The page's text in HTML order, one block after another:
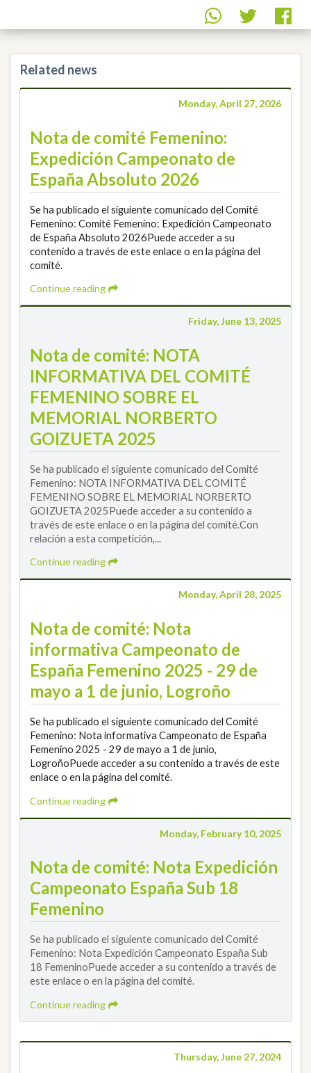
Related news
Monday, April 27, 2026
Nota de comité Femenino:
Expedición Campeonato de
España Absoluto 2026
Se ha publicado el siguiente comunicado del Comité
Femenino: Comité Femenino: Expedición Campeonato
de España Absoluto 2026Puede acceder a su
contenido a través de este enlace o en la página del
comité.
Continue reading
Friday, June 13, 2025
Nota de comité: NOTA
INFORMATIVA DEL COMITÉ
FEMENINO SOBRE EL
MEMORIAL NORBERTO
GOIZUETA 2025
Se ha publicado el siguiente comunicado del Comité
Femenino: NOTA INFORMATIVA DEL COMITÉ
FEMENINO SOBRE EL MEMORIAL NORBERTO
GOIZUETA 2025Puede acceder a su contenido a
través de este enlace o en la página del comité.Con
relación a esta competición,...
Continue reading
Monday, April 28, 2025
Nota de comité: Nota
informativa Campeonato de
España Femenino 2025 - 29 de
mayo a 1 de junio, Logroño
Se ha publicado el siguiente comunicado del Comité
Femenino: Nota informativa Campeonato de España
Femenino 2025 - 29 de mayo a 1 de junio,
LogroñoPuede acceder a su contenido a través de este
enlace o en la página del comité.
Continue reading
Monday, February 10, 2025
Nota de comité: Nota Expedición
Campeonato España Sub 18
Femenino
Se ha publicado el siguiente comunicado del Comité
Femenino: Nota Expedición Campeonato España Sub
18 FemeninoPuede acceder a su contenido a través de
este enlace o en la página del comité.
Continue reading
Thursday, June 27, 2024